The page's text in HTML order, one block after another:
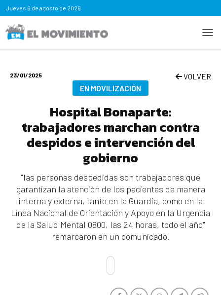
Jueves 6 de agosto de 2026
23/01/2025 VOLVER
EN MOVILIZACIÓN
Hospital Bonaparte:
trabajadores marchan contra
despidos e intervención del
gobierno
"las personas despedidas son trabajadores que
garantizan la atención de los pacientes de manera
interna y externa, tanto en la Guardia, como en la
Línea Nacional de Orientación y Apoyo en la Urgencia
de la Salud Mental 0800, las 24 horas, todo el año"
remarcaron en un comunicado.